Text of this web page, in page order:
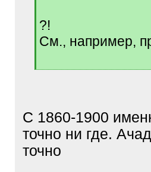
?!
См., например,
[
С 1860-1900
точно ни где.
точно